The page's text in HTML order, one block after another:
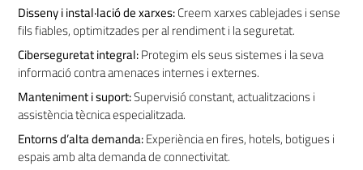
Disseny i instal·lació de xarxes:Creem xarxes cablejades i sense
fils fiables, optimitzades per al rendiment i la seguretat.
Ciberseguretat integral:Protegim els seus sistemes i la seva
informació contra amenaces internes i externes.
Manteniment i suport:Supervisió constant, actualitzacions i
assistència tècnica especialitzada.
Entorns d’alta demanda:Experiència en fires, hotels, botigues i
espais amb alta demanda de connectivitat.